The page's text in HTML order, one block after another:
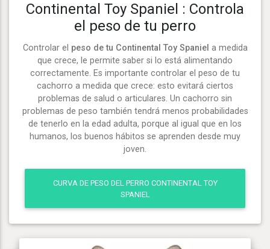
Continental Toy Spaniel : Controla
el peso de tu perro
Controlar el peso de tu Continental Toy Spaniel a medida
que crece, le permite saber si lo está alimentando
correctamente. Es importante controlar el peso de tu
cachorro a medida que crece: esto evitará ciertos
problemas de salud o articulares. Un cachorro sin
problemas de peso también tendrá menos probabilidades
de tenerlo en la edad adulta, porque al igual que en los
humanos, los buenos hábitos se aprenden desde muy
joven.
CURVA DE PESO DEL PERRO CONTINENTAL TOY
SPANIEL